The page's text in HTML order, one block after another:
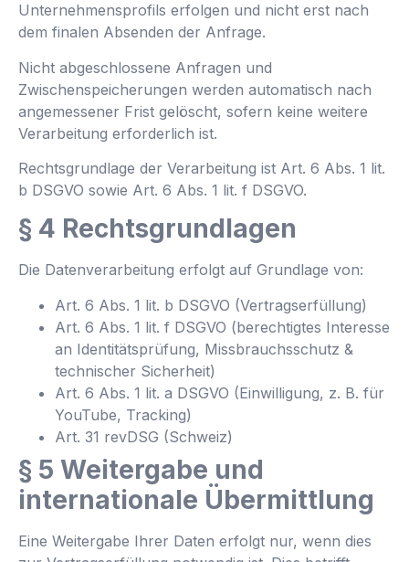
Unternehmensprofils erfolgen und nicht erst nach
dem finalen Absenden der Anfrage.
Nicht abgeschlossene Anfragen und
Zwischenspeicherungen werden automatisch nach
angemessener Frist gelöscht, sofern keine weitere
Verarbeitung erforderlich ist.
Rechtsgrundlage der Verarbeitung ist Art. 6 Abs. 1 lit.
b DSGVO sowie Art. 6 Abs. 1 lit. f DSGVO.
§ 4 Rechtsgrundlagen
Die Datenverarbeitung erfolgt auf Grundlage von:
Art. 6 Abs. 1 lit. b DSGVO (Vertragserfüllung)
Art. 6 Abs. 1 lit. f DSGVO (berechtigtes Interesse
an Identitätsprüfung, Missbrauchsschutz &
technischer Sicherheit)
Art. 6 Abs. 1 lit. a DSGVO (Einwilligung, z. B. für
YouTube, Tracking)
Art. 31 revDSG (Schweiz)
§ 5 Weitergabe und
internationale Übermittlung
Eine Weitergabe Ihrer Daten erfolgt nur, wenn dies